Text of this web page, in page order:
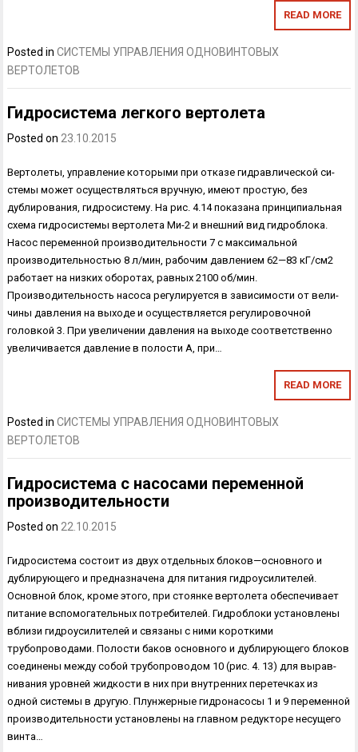
READ MORE
Posted inСИСТЕМЫ УПРАВЛЕНИЯ ОДНОВИНТОВЫХ
ВЕРТОЛЕТОВ
Гидросистема легкого вертолета
Posted on23.10.2015
Вертолеты, управление которыми при отказе гидравлической си­
стемы может осуществляться вручную, имеют простую, без
дублирова­ния, гидросистему. На рис. 4.14 показана принципиальная
схема гидросистемы верто­лета Ми-2 и внешний вид гидроблока.
Насос переменной производи­тельности 7 с максимальной
производительностью 8 л/мин, рабочим давлением 62—83 кГ/см2
работает на низких оборотах, равных 2100 об/мин.
Производительность насоса регулируется в зависимости от вели­
чины давления на выходе и осуществляется регулировочной
головкой 3. При увеличении давления на выходе соответственно
увеличивается дав­ление в полости А, при…
READ MORE
Posted inСИСТЕМЫ УПРАВЛЕНИЯ ОДНОВИНТОВЫХ
ВЕРТОЛЕТОВ
Гидросистема с насосами переменной
производительности
Posted on 22.10.2015
Гидросистема состоит из двух отдельных блоков—основного и
дублирующего и предназначена для питания гидроусилителей.
Основ­ной блок, кроме этого, при стоянке вертолета обеспечивает
питание вспо­могательных потребителей. Гидроблоки установлены
вблизи гидроусилителей и связаны с ними короткими
трубопроводами. Полости баков основного и дублирующего блоков
соединены между собой трубопроводом 10 (рис. 4. 13) для вырав­
нивания уровней жидкости в них при внутренних перетечках из
одной системы в другую. Плунжерные гидронасосы 1 и 9 переменной
производительности установлены на главном редукторе несущего
винта…